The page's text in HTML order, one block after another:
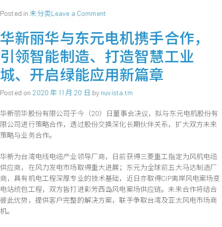
Posted in未分类Leave a Commenton
新
丽
华
股
份
限
司
公
年
5
月
营
收
华新丽华与东元电机携手合作，
引领智能制造、打造智慧工业
城、开启绿能应用新篇章
Posted on 2020 年 11 月 20 日 by nuvista.tm
华新丽华股份有限公司于今（20）日董事会决议，拟与东元电机股份有
限公司进行策略合作，透过股份交换深化长期伙伴关系，扩大双方未来
策略与业务合作。
华新为台湾电线电缆产业领导厂商，日前获得三菱重工指定为风机电缆
供应商，在风力发电市场取得重大进展；东元为全球前五大马达制造厂
商，具有机电工程深厚专业的技术基础，近日亦取得CIP离岸风电案场变
电站统包工程，双方皆打进彰芳西岛风电案场供应链。未来合作将结合
彼此优势，提供客户完整的解决方案，联手争取台湾及亚太风电市场商
机。